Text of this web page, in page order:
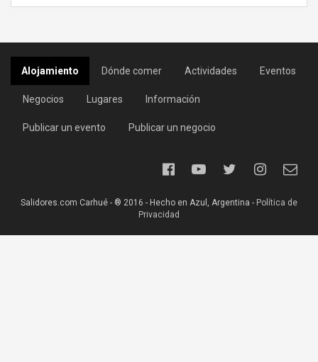
Alojamiento Dónde comer Actividades Eventos
Negocios Lugares Información
Publicar un evento Publicar un negocio
Salidores.com Carhué - ® 2016 - Hecho en Azul, Argentina - Política de
Privacidad